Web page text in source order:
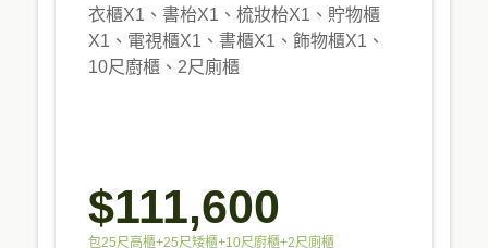
衣櫃X1、書枱X1、梳妝枱X1、貯物櫃
X1、電視櫃X1、書櫃X1、飾物櫃X1、
10尺廚櫃、2尺廁櫃
$111,600
包25尺高櫃+25尺矮櫃+10尺廚櫃+2尺廁櫃